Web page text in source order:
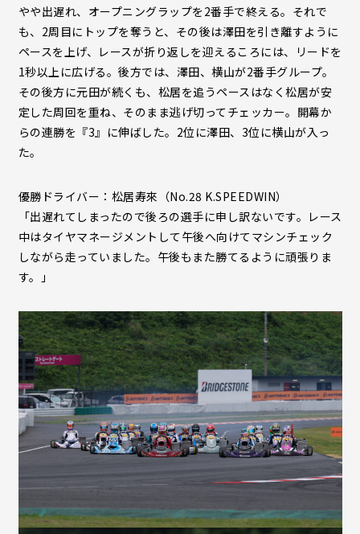
やや出遅れ、オープニングラップを2番手で終える。それで
も、2周目にトップを奪うと、その後は澤田を引き離すように
ペースを上げ、レースが折り返しを迎えるころには、リードを
1秒以上に広げる。後方では、澤田、横山が2番手グループ。
その後方に元田が続くも、松居を追うペースはなく松居が安
定した周回を重ね、そのまま逃げ切ってチェッカー。開幕か
らの連勝を『3』に伸ばした。2位に澤田、3位に横山が入っ
た。
優勝ドライバー：松居寿來（No.28 K.SPEEDWIN）
「出遅れてしまったので後ろの選手に申し訳ないです。レース
中はタイヤマネージメントして午後へ向けてマシンチェック
しながら走っていました。午後もまた勝てるように頑張りま
す。」